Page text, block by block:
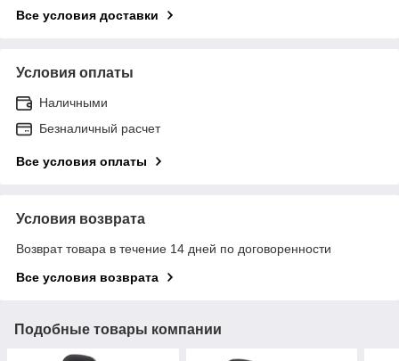
Все условия доставки
Условия оплаты
Наличными
Безналичный расчет
Все условия оплаты
Условия возврата
Возврат товара в течение 14 дней по договоренности
Все условия возврата
Подобные товары компании